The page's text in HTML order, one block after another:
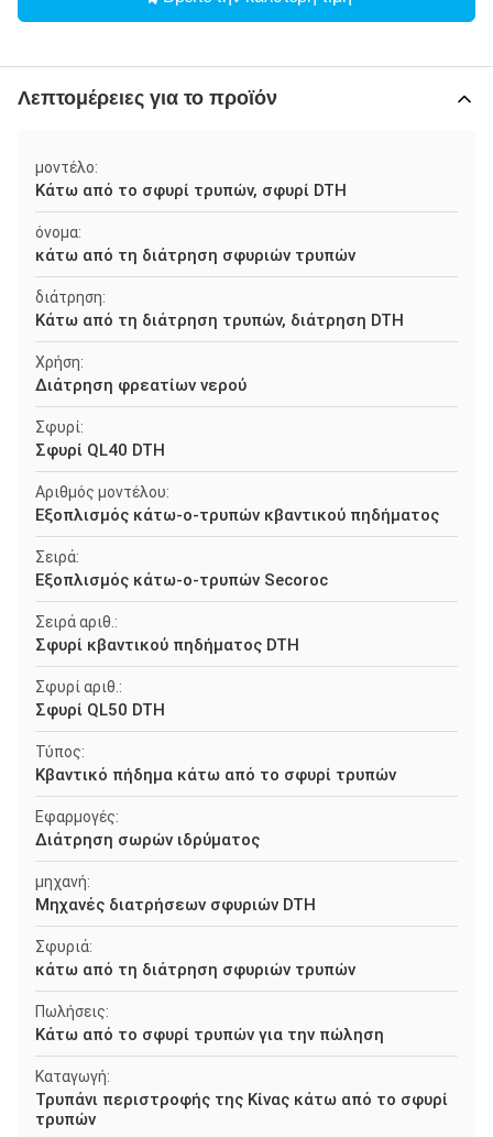
Λεπτομέρειες για το προϊόν
μοντέλο:
Κάτω από το σφυρί τρυπών, σφυρί DTH
όνομα:
κάτω από τη διάτρηση σφυριών τρυπών
διάτρηση:
Κάτω από τη διάτρηση τρυπών, διάτρηση DTH
Χρήση:
Διάτρηση φρεατίων νερού
Σφυρί:
Σφυρί QL40 DTH
Αριθμός μοντέλου:
Εξοπλισμός κάτω-ο-τρυπών κβαντικού πηδήματος
Σειρά:
Εξοπλισμός κάτω-ο-τρυπών Secoroc
Σειρά αριθ.:
Σφυρί κβαντικού πηδήματος DTH
Σφυρί αριθ.:
Σφυρί QL50 DTH
Τύπος:
Κβαντικό πήδημα κάτω από το σφυρί τρυπών
Εφαρμογές:
Διάτρηση σωρών ιδρύματος
μηχανή:
Μηχανές διατρήσεων σφυριών DTH
Σφυριά:
κάτω από τη διάτρηση σφυριών τρυπών
Πωλήσεις:
Κάτω από το σφυρί τρυπών για την πώληση
Καταγωγή:
Τρυπάνι περιστροφής της Κίνας κάτω από το σφυρί
τρυπών